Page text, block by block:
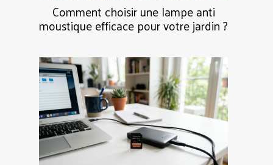
Comment choisir une lampe anti
moustique efficace pour votre jardin ?